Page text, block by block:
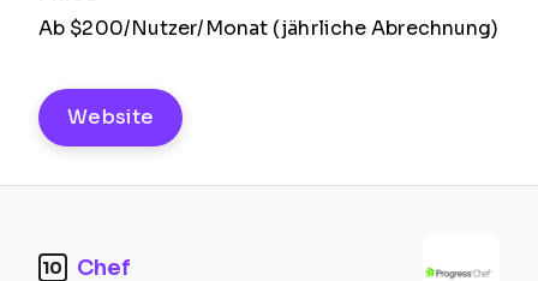
Ab $200/Nutzer/Monat (jährliche Abrechnung)
Website
10 Chef